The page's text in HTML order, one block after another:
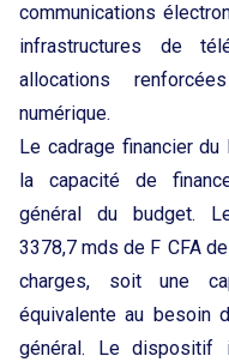
communications
infrastructures de
allocations
numérique.
Le cadrage financier
la capacité de
général du budget.
3378,7 mds de F CFA
charges, soit une
équivalente au besoin
général. Le dispositif